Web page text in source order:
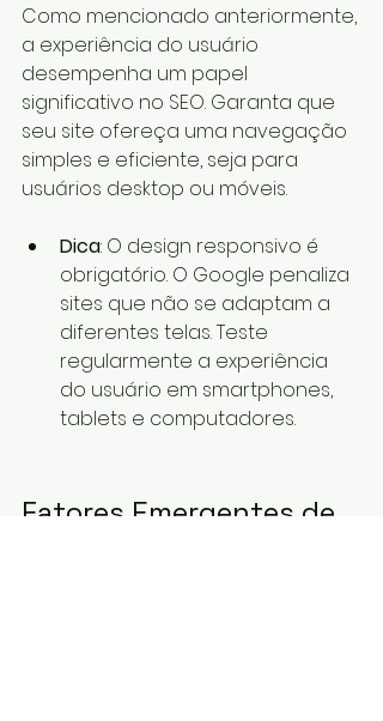
Como mencionado anteriormente,
a experiência do usuário
desempenha um papel
significativo no SEO. Garanta que
seu site ofereça uma navegação
simples e eficiente, seja para
usuários desktop ou móveis.
Dica: O design responsivo é
obrigatório. O Google penaliza
sites que não se adaptam a
diferentes telas. Teste
regularmente a experiência
do usuário em smartphones,
tablets e computadores.
Fatores Emergentes de